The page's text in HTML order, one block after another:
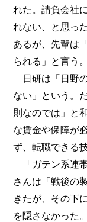
れた。請負会社
れない、と思っ
あるが、先輩は
られる」と言う。
日研は「日野
ない」という。
則なのでは」と
な賃金や保障が
ず、転職できる
「ガテン系連
さんは「戦後の
きたが、その下
を隠さなかった。